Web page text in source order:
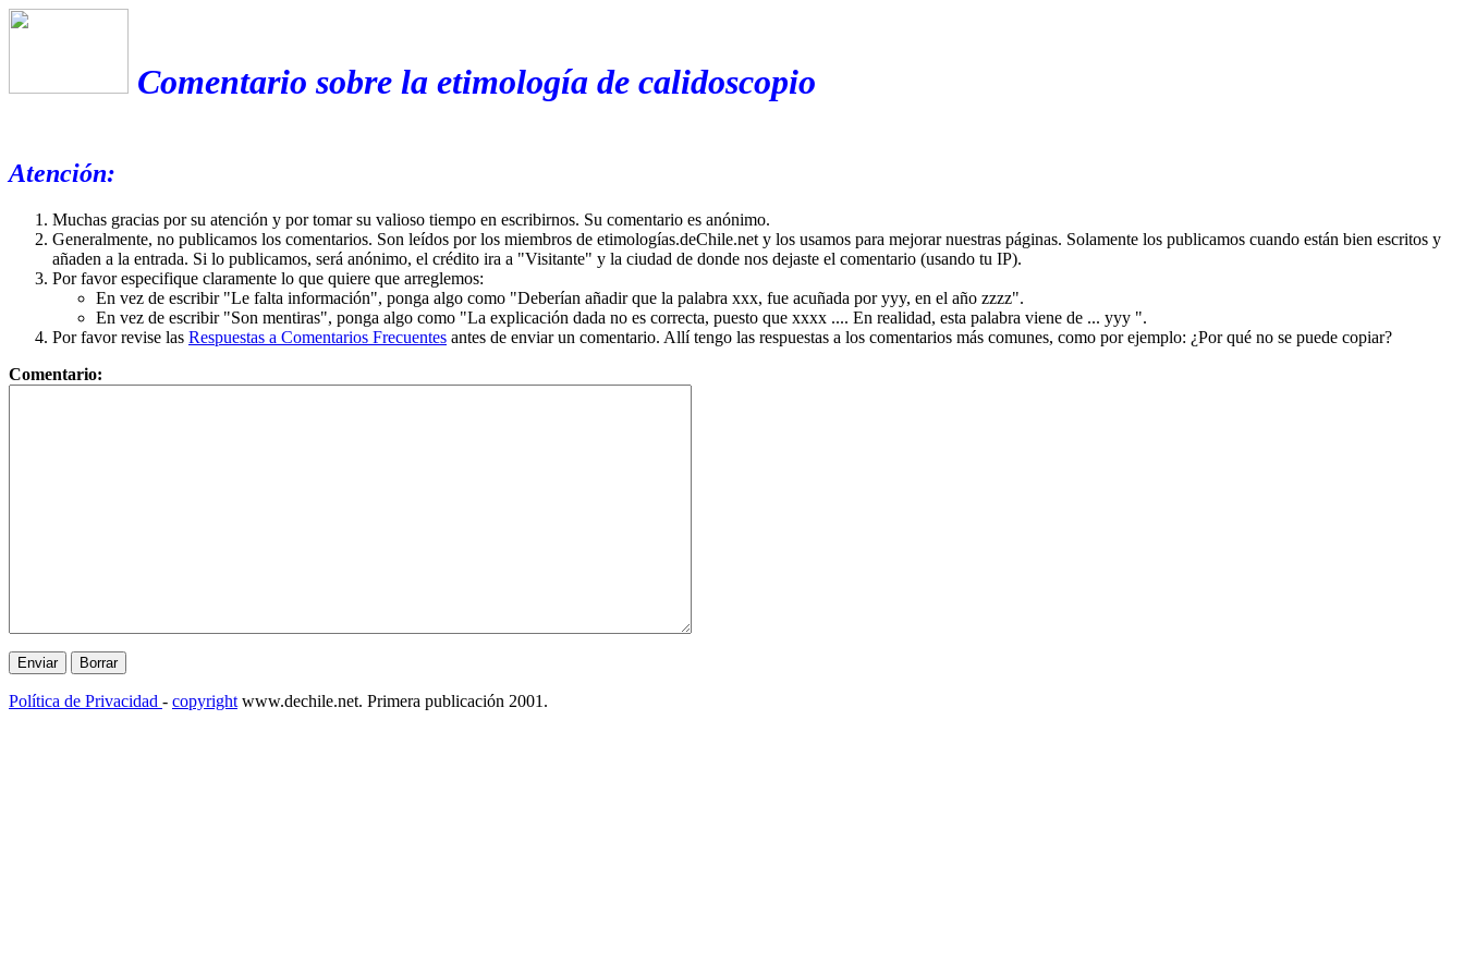
Comentario sobre la etimología de calidoscopio
Atención:
Muchas gracias por su atención y por tomar su valioso tiempo en escribirnos. Su comentario es anónimo.
Generalmente, no publicamos los comentarios. Son leídos por los miembros de etimologías.deChile.net y los usamos para mejorar nuestras páginas. Solamente los publicamos cuando están bien escritos y
añaden a la entrada. Si lo publicamos, será anónimo, el crédito ira a "Visitante" y la ciudad de donde nos dejaste el comentario (usando tu IP).
Por favor especifique claramente lo que quiere que arreglemos:
En vez de escribir "Le falta información", ponga algo como "Deberían añadir que la palabra xxx, fue acuñada por yyy, en el año zzzz".
En vez de escribir "Son mentiras", ponga algo como "La explicación dada no es correcta, puesto que xxxx .... En realidad, esta palabra viene de ... yyy ".
Por favor revise las Respuestas a Comentarios Frecuentes antes de enviar un comentario. Allí tengo las respuestas a los comentarios más comunes, como por ejemplo: ¿Por qué no se puede copiar?
Comentario:
Política de Privacidad - copyright www.dechile.net. Primera publicación 2001.